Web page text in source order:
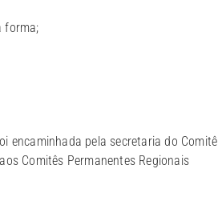
forma;
encaminhada pela secretaria do Comitê
Comitês Permanentes Regionais